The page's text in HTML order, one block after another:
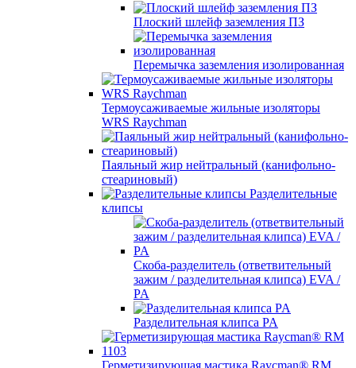
Плоский шлейф заземления ПЗ
Перемычка заземления изолированная
Термоусаживаемые жильные изоляторы
WRS Raychman
Паяльный жир нейтральный (канифольно-
стеариновый)
Разделительные
клипсы
Скоба-разделитель (ответвительный
зажим / разделительная клипса) EVA /
PA
Разделительная клипса PA
Герметизирующая мастика Raycman® RM